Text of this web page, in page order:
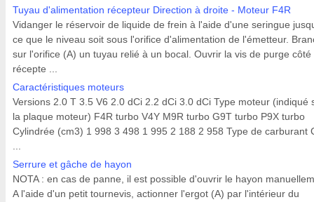
Tuyau d'alimentation récepteur Direction à droite - Moteur F4R
Vidanger le réservoir de liquide de frein à l'aide d'une seringue
ce que le niveau soit sous l'orifice d'alimentation de l'émetteur.
sur l'orifice (A) un tuyau relié à un bocal. Ouvrir la vis de purge côté
récepte ...
Caractéristiques moteurs
Versions 2.0 T 3.5 V6 2.0 dCi 2.2 dCi 3.0 dCi Type moteur (indiqué
la plaque moteur) F4R turbo V4Y M9R turbo G9T turbo P9X turbo
Cylindrée (cm3) 1 998 3 498 1 995 2 188 2 958 Type de carburant
Serrure et gâche de hayon
NOTA : en cas de panne, il est possible d'ouvrir le hayon
A l'aide d'un petit tournevis, actionner l'ergot (A) par l'intérieur du